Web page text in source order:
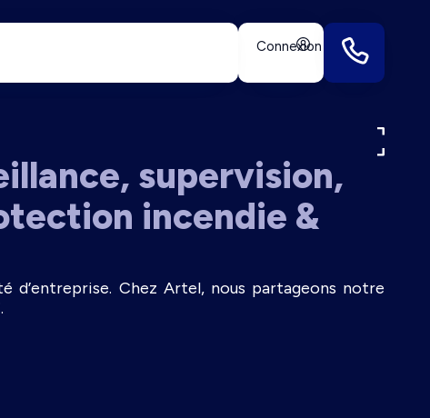
Connexion
supervision,
incendie &
d’entreprise. Chez Artel, nous partageons notre